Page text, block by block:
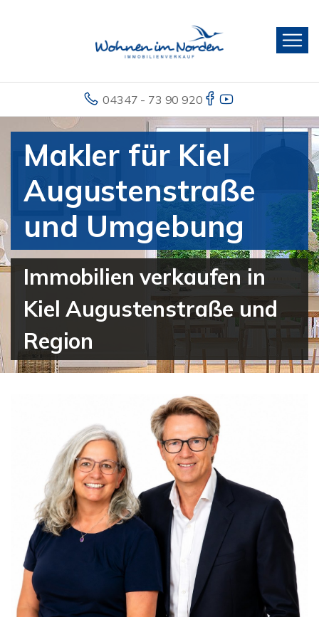
04347 - 73 90 920
Makler für Kiel
Augustenstraße
und Umgebung
Immobilien verkaufen in
Kiel Augustenstraße und
Region